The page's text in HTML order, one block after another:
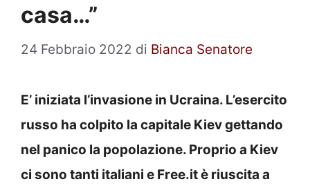
casa…”
24 Febbraio 2022 di Bianca Senatore
E’ iniziata l’invasione in Ucraina. L’esercito
russo ha colpito la capitale Kiev gettando
nel panico la popolazione. Proprio a Kiev
ci sono tanti italiani e Free.it è riuscita a